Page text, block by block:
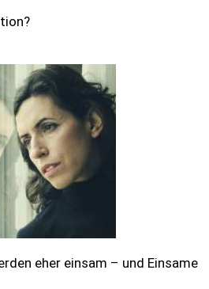
eher einsam – und Einsame